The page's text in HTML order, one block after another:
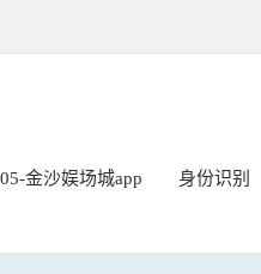
金沙娱场城app 身份识别